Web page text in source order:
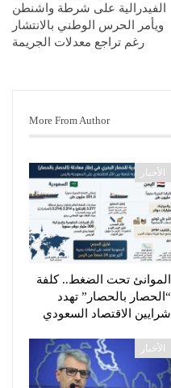
الفيدرالية على شرطة واشنطن
ويأمر الحرس الوطني بالانتشار
رغم تراجع معدلات الجريمة
More From Author
الأخبار
الموانئ تحت الضغط.. كلفة
“الحصار بالحصار” تهدد
شرايين الاقتصاد السعودي
الأخبار